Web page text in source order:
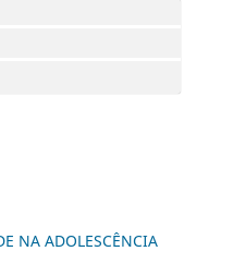
NA ADOLESCÊNCIA